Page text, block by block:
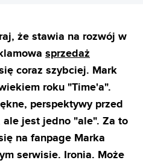
że stawia na rozwój w
sprzedaż
coraz szybciej. Mark
roku "Time'a".
perspektywy przed
ale jest jedno "ale". Za to
na fanpage Marka
serwisie. Ironia. Może